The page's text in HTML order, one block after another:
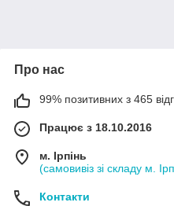
Про нас
99% позитивних з 465
Працює з 18.10.2016
м. Ірпінь
(самовивіз зі складу м.
Контакти